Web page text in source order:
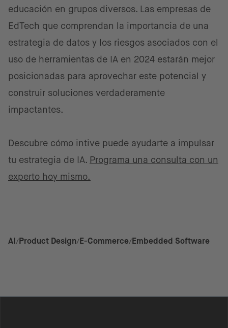
educación en grupos diversos. Las empresas de
EdTech que comprendan la importancia de una
estrategia de datos y los riesgos asociados con el
uso de herramientas de IA en 2024 estarán mejor
posicionadas para aprovechar este potencial y
construir soluciones verdaderamente
impactantes.
Descubre cómo intive puede ayudarte a impulsar
tu estrategia de IA. Programa una consulta con un
experto hoy mismo.
AI Product Design E-Commerce Embedded Software